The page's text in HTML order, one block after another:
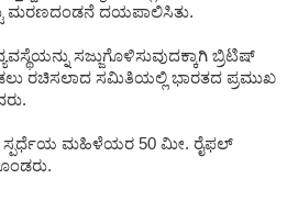
ಮರಣದಂಡನೆ ದಯಪಾಲಿಸಿತು.
ಸಜ್ಜುಗೊಳಿಸುವುದಕ್ಕಾಗಿ ಬ್ರಿಟಿಷ್
ರಚಿಸಲಾದ ಸಮಿತಿಯಲ್ಲಿ ಭಾರತದ ಪ್ರಮುಖ
ಸ್ಪರ್ಧೆಯ ಮಹಿಳೆಯರ 50 ಮೀ. ರೈಫಲ್